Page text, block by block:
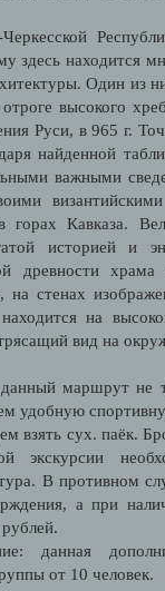
здесь находится
Один из
высокого
Руси, в 965 г.
найденной
важными
горах Кавказа.
историей и
древности
на стенах
на
вид на
маршрут не
удобную
взять сух. паёк.
экскурсии
В противном
а при
данная
от 10 человек.